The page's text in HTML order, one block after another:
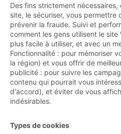
Des fins strictement
site, le sécuriser, vous permettre
prévenir la fraude. Suivi et
comment les gens utilisent le
plus facile à utiliser, et avec un
Fonctionnalité : pour mémoriser
la région) et vous offrir de
publicité : pour suivre les
contenu qui pourrait vous
d'accord), et éviter de vous
indésirables.
Types de cookies